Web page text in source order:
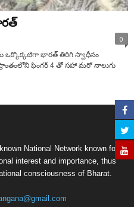
0
ఒక్కొక్కటిగా భారత్ తిరిగి స్వాధీనం
ఫింగర్ 4 తో సహా మరో నాలుగు
National Network known for
interest and importance, thus
consciousness of Bharat.